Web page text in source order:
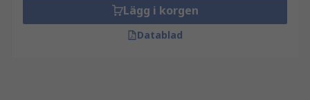
Lägg i korgen
Datablad